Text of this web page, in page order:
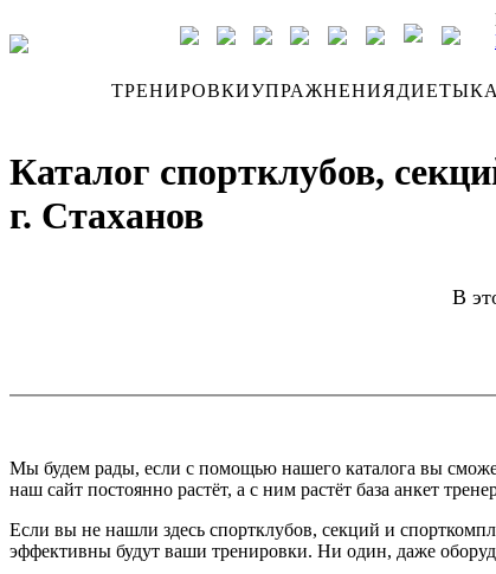
ТРЕНИРОВКИУПРАЖНЕНИЯДИЕТЫ
Каталог спортклубов,
г. Стаханов
В
Мы будем рады, если с помощью нашего каталога вы
наш сайт постоянно растёт, а с ним растёт база анкет
Если вы не нашли здесь спортклубов, секций и
эффективны будут ваши тренировки. Ни один, даже